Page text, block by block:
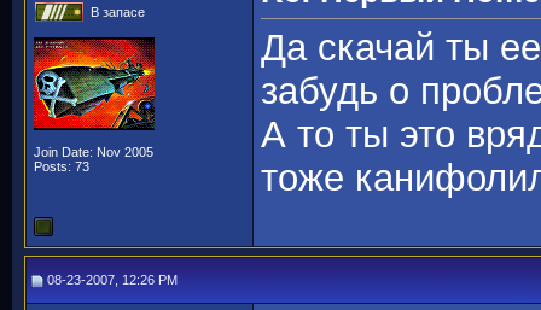
В запасе
Join Date: Nov 2005
Posts: 73
Да скачай ты
забудь о
А то ты это
тоже
08-23-2007, 12:26 PM